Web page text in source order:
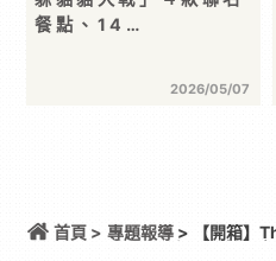
餐點、14…
2026/05/07
首頁 > 專題報導> 【開箱】